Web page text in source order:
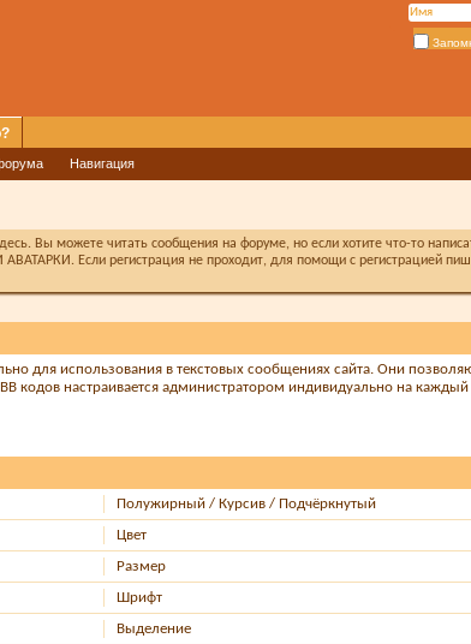
Навигация
Вы можете читать сообщения на форуме, но если хотите что-то
Если регистрация не проходит, для помощи с регистрацией
для использования в текстовых сообщениях сайта. Они
кодов настраивается администратором индивидуально на
Полужирный / Курсив / Подчёркнутый
Цвет
Размер
Шрифт
Выделение